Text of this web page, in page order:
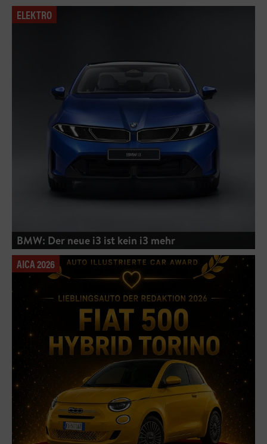
ELEKTRO
BMW: Der neue i3 ist kein i3 mehr
AICA 2026